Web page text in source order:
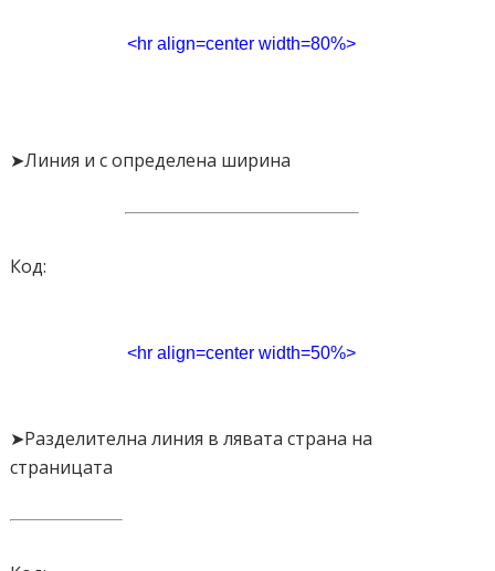
<hr align=center width=80%>
➤Линия и с определена ширина
Код:
<hr align=center width=50%>
➤Разделителна линия в лявата страна на
страницата